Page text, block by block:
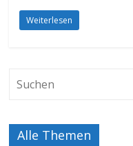
Weiterlesen
Alle Themen